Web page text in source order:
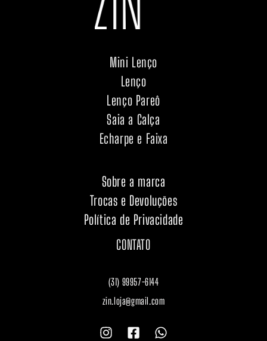
Mini Lenço
Lenço
Lenço Pareô
Saia a Calça
Echarpe e Faixa
Sobre a marca
Trocas e Devoluções
Política de Privacidade
CONTATO
(31) 99957-6144
zin.loja@gmail.com